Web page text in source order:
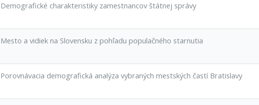
Demografické charakteristiky zamestnancov štátnej správy
Mesto a vidiek na Slovensku z pohľadu populačného starnutia
Porovnávacia demografická analýza vybraných mestských častí Bratislavy